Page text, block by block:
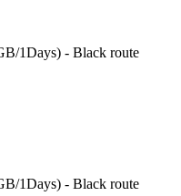
1Days) - Black route
1Days) - Black route